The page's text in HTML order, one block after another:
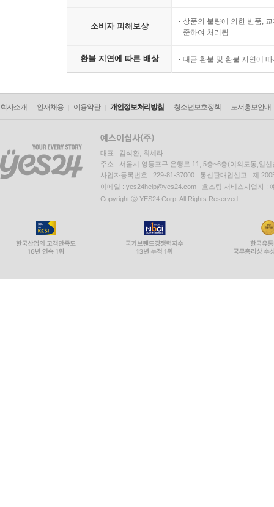
소비자 피해보상
상품의 불량에 의한 반품,
준하여 처리됨
환불 지연에 따른 배상 대금 환불 및 환불 지연에
회사소개 인재채용 이용약관 개인정보처리방침 청소년보호정책 도서홍보안내
대표 : 김석환, 최세라
주소 : 서울시 영등포구 은행로 11, 5층~6층(여의도동,일신
사업자등록번호 : 229-81-37000 통신판매업신고 : 제
이메일 : yes24help@yes24.com 호스팅 서비스사업자 :
Copyright ⓒ YES24 Corp. All Rights Reserved.